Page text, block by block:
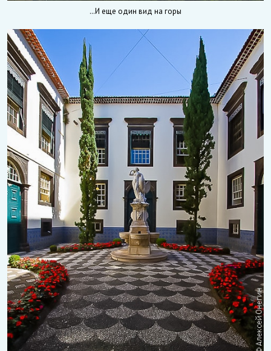
…И еще один вид на горы